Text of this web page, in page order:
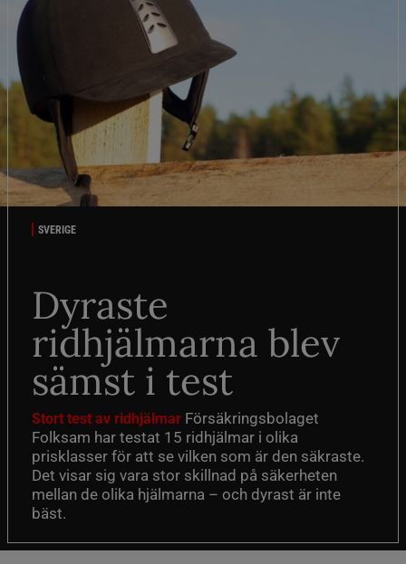
SVERIGE
Dyraste
ridhjälmarna blev
sämst i test
Stort test av ridhjälmar Försäkringsbolaget
Folksam har testat 15 ridhjälmar i olika
prisklasser för att se vilken som är den säkraste.
Det visar sig vara stor skillnad på säkerheten
mellan de olika hjälmarna – och dyrast är inte
bäst.